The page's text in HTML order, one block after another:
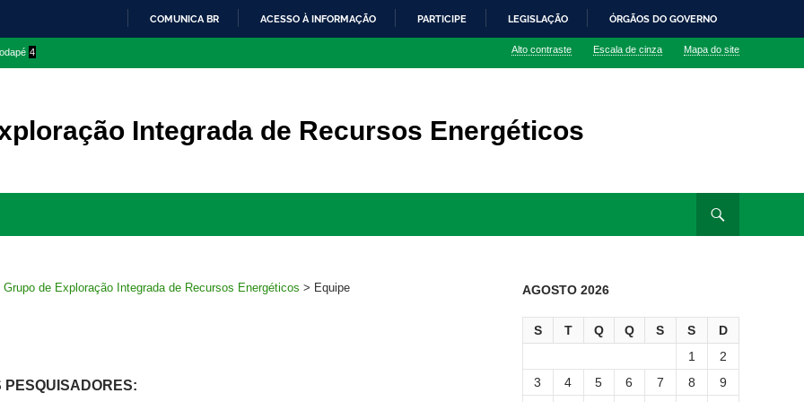
O
COMUNICA BR ACESSO À INFORMAÇÃO PARTICIPE LEGISLAÇÃO ÓRGÃOS DO GOVERNO
4 Alto contraste Escala de cinza Mapa do site
Integrada de Recursos Energéticos
Grupo de Exploração Integrada de Recursos Energéticos > Equipe
PESQUISADORES:
AGOSTO 2026
S T Q Q S S
D
1
2
3
4 5 6 7 8
9